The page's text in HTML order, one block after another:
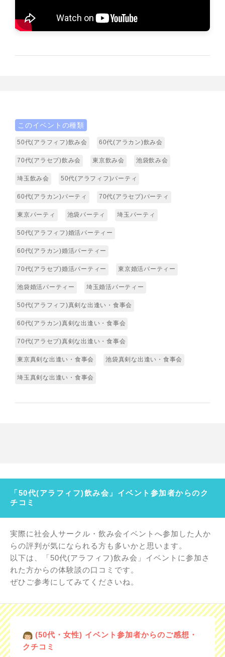
このイベントの種類
50代(アラフィフ)飲み会 60代(アラカン)飲み会
70代(アラセブ)飲み会 東京飲み会 池袋飲み会
埼玉飲み会 50代(アラフィフ)パーティ
60代(アラカン)パーティ 70代(アラセブ)パーティ
東京パーティ 池袋パーティ 埼玉パーティ
50代(アラフィフ)婚活パーティー
60代(アラカン)婚活パーティー
70代(アラセブ)婚活パーティー 東京婚活パーティー
池袋婚活パーティー 埼玉婚活パーティー
50代(アラフィフ)真剣な出逢い・食事会
60代(アラカン)真剣な出逢い・食事会
70代(アラセブ)真剣な出逢い・食事会
東京真剣な出逢い・食事会 池袋真剣な出逢い・食事会
埼玉真剣な出逢い・食事会
「50代(アラフィフ)飲み会」イベント参加者からのク
チコミ
実際に社会人サークル・飲み会イベントへ参加した人か
らの評判が気になられる方も多いかと思います。
以下は、「50代(アラフィフ)飲み会」イベントに参加さ
れた方からの体験談の口コミです。
ぜひご参考にしてみてくださいね。
(50代・女性) イベント参加者からのご感想・
クチコミ